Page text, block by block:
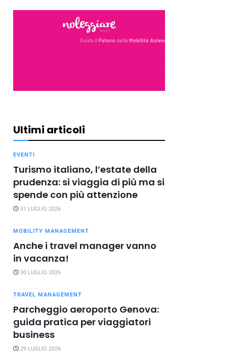
Ultimi articoli
EVENTI
Turismo italiano, l’estate della
prudenza: si viaggia di più ma si
spende con più attenzione
31 LUGLIO 2026
MOBILITY MANAGEMENT
Anche i travel manager vanno
in vacanza!
30 LUGLIO 2026
TRAVEL MANAGEMENT
Parcheggio aeroporto Genova:
guida pratica per viaggiatori
business
29 LUGLIO 2026